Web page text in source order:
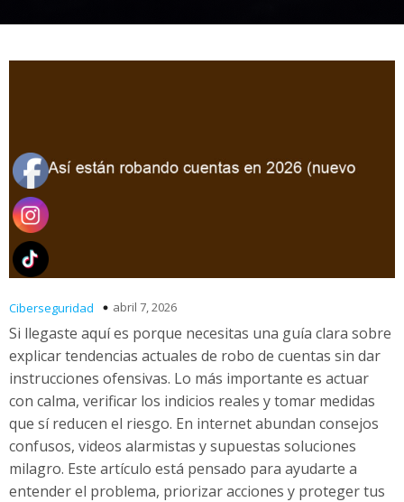
Ciberseguridad abril 7, 2026
Si llegaste aquí es porque necesitas una guía clara sobre
explicar tendencias actuales de robo de cuentas sin dar
instrucciones ofensivas. Lo más importante es actuar
con calma, verificar los indicios reales y tomar medidas
que sí reducen el riesgo. En internet abundan consejos
confusos, videos alarmistas y supuestas soluciones
milagro. Este artículo está pensado para ayudarte a
entender el problema, priorizar acciones y proteger tus